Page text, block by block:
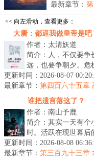
最新章节：
<< 向左滑动，查看更多：
大唐：都逼我做皇帝是吧
作者：太清妖道
简介：人，不仅要争
远，也要争朝夕。危
关出身的李旦，最是
这个道理。尤其前世
他，有幸和太平...
更新时间：2026-08-07
最新章节： 第四百六十五章
白首，薛元超薨（3/3，求月
谁把遗言落这了？
作者：南山予鹿
简介：其实一天有个
时。活跃在现世幕后
命者们，会在零点准
入昏暗小巷，坠入地
更新时间：2026-08-08
最新章节： 第三百九十三章